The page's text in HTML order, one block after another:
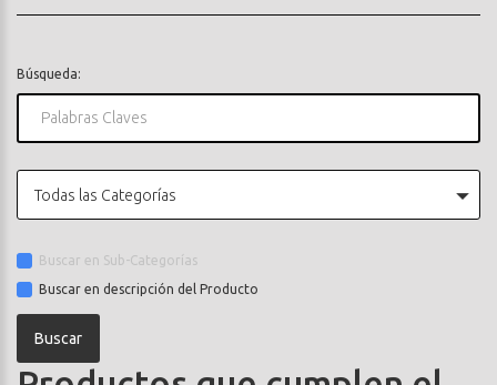
Búsqueda:
Todas las Categorías
Buscar en Sub-Categorías
Buscar en descripción del Producto